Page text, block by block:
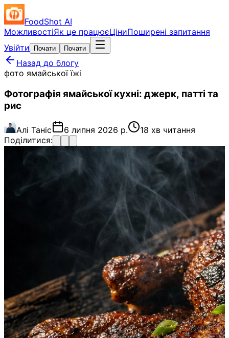
FoodShot AI
МожливостіЯк це працюєЦіниПоширені запитання
Увійти
Почати Почати
Назад до блогу
фото ямайської їжі
Фотографія ямайської кухні: джерк, патті та
рис
Алі Таніс 6 липня 2026 р.
18 хв читання
Поділитися: